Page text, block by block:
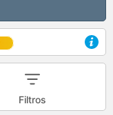
Filtros